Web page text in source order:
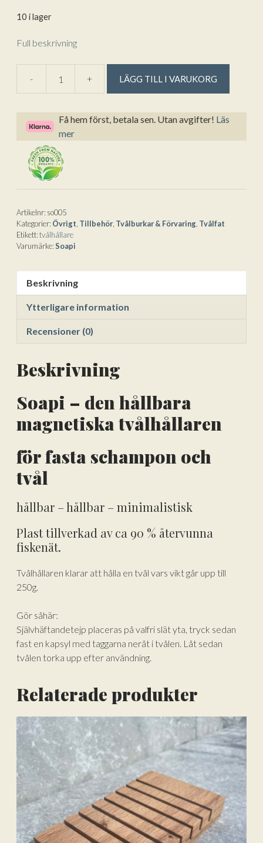
10 i lager
Full beskrivning
-
White
med
Magnet
mängd
+ LÄGG TILL I VARUKORG
e
n
e
:
Få hem först, betala sen. Utan avgifter! Läs
mer
Artikelnr: so005
Kategorier: Övrigt Tillbehör Tvålburkar & Förvaring Tvålfat
Etikett:tvålhållare
Varumärke:Soapi
Beskrivning
Ytterligare information
Recensioner (0)
Beskrivning
Soapi – den hållbara
magnetiska tvålhållaren
för fasta schampon och
tvål
hållbar – hållbar – minimalistisk
Plast tillverkad av ca 90 % återvunna
fiskenät.
Tvålhållaren klarar att hålla en tvål vars vikt går upp till
250g.
Gör såhär:
Självhäftandetejp placeras på valfri slät yta, tryck sedan
fast en kapsyl med taggarna neråt i tvålen. Låt sedan
tvålen torka upp efter användning.
Relaterade produkter